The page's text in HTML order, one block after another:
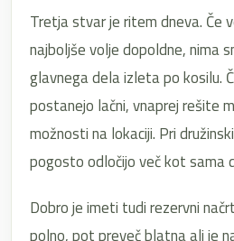
Tretja stvar je ritem dneva. Če
najboljše volje dopoldne, nima
glavnega dela izleta po kosilu.
postanejo lačni, vnaprej rešite
možnosti na lokaciji. Pri
pogosto odločijo več kot sama
Dobro je imeti tudi rezervni
polno, pot preveč blatna ali je